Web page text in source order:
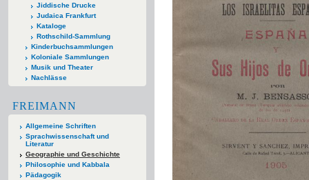
Jiddische Drucke
Judaica Frankfurt
Kataloge
Rothschild-Sammlung
Kinderbuchsammlungen
Koloniale Sammlungen
Musik und Theater
Nachlässe
FREIMANN
Allgemeine Schriften
Sprachwissenschaft und
Literatur
Geographie und Geschichte
Philosophie und Kabbala
Pädagogik